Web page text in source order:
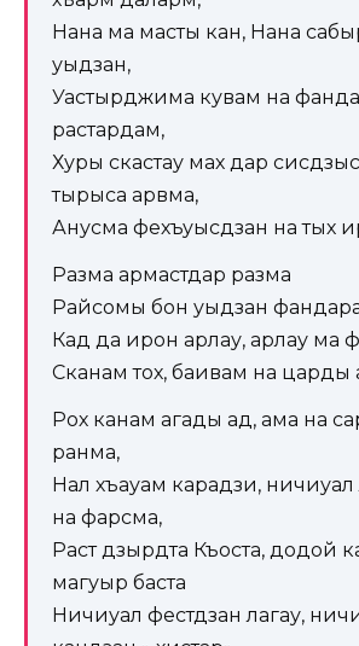
Нана ма масты кан, Нана
уыдзан,
Уастырджима кувам на
растардам,
Хуры скастау мах дар
тырыса арвма,
Анусма фехъуысдзан на тых
Разма армастдар разма
Райсомы бон уыдзан
Кад да ирон арлау, арлау ма
Сканам тох, баивам на царды
Рох канам агады ад, ама на
ранма,
Нал хъауам карадзи, ничиуал
на фарсма,
Раст дзырдта Къоста, додой
магуыр баста
Ничиуал фестдзан лагау,